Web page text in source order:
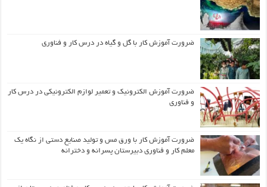
ضرورت آموزش کار با گل و گیاه در درس کار و فناوری
ضرورت آموزش الکترونیک و تعمیر لوازم الکترونیکی در درس کار
و فناوری
ضرورت آموزش کار با ورق مس و تولید صنایع دستی از نگاه یک
معلم کار و فناوری دبیرستان پسرانه و دخترانه